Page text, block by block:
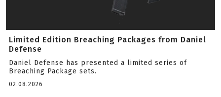
Limited Edition Breaching Packages from Daniel
Defense
Daniel Defense has presented a limited series of
Breaching Package sets.
02.08.2026